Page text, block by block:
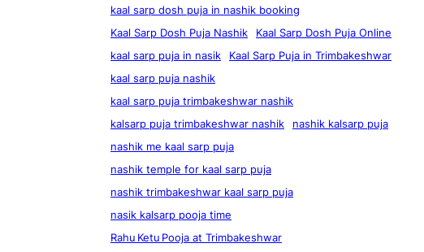
kaal sarp dosh puja in nashik booking
Kaal Sarp Dosh Puja Nashik
Kaal Sarp Dosh Puja Online
kaal sarp puja in nasik
Kaal Sarp Puja in Trimbakeshwar
kaal sarp puja nashik
kaal sarp puja trimbakeshwar nashik
kalsarp puja trimbakeshwar nashik
nashik kalsarp puja
nashik me kaal sarp puja
nashik temple for kaal sarp puja
nashik trimbakeshwar kaal sarp puja
nasik kalsarp pooja time
Rahu Ketu Pooja at Trimbakeshwar